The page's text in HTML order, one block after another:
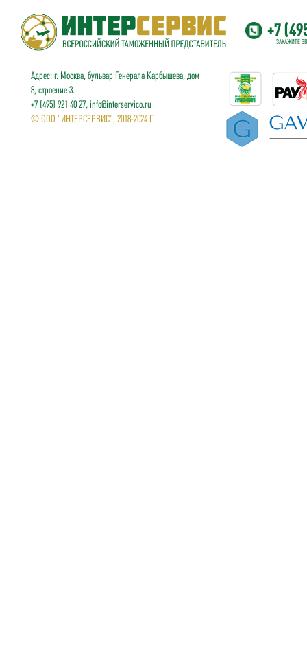
+7
ЗАКАЖИТЕ
Адрес: г. Москва, бульвар Генерала Карбышева, дом
8, строение 3.
+7 (495) 921 40 27, info@interservico.ru
© ООО "ИНТЕРСЕРВИС", 2018-2024 Г.